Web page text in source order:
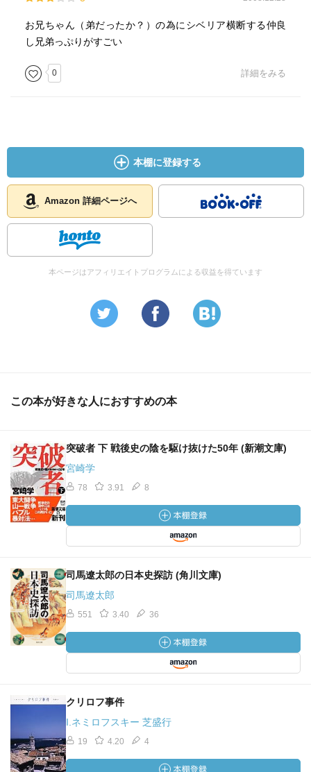
お兄ちゃん（弟だったか？）の為にシベリア横断する仲良
し兄弟っぷりがすごい
0 詳細をみる
本棚に登録する
Amazon 詳細ページへ
本ページはアフィリエイトプログラムによる収益を得ています
この本が好きな人におすすめの本
突破者 下 戦後史の陰を駆け抜けた50年 (新潮文庫)
宮崎学
78 3.91 8
司馬遼太郎の日本史探訪 (角川文庫)
司馬遼太郎
551 3.40 36
クリロフ事件
I.ネミロフスキー 芝盛行
19 4.20 4